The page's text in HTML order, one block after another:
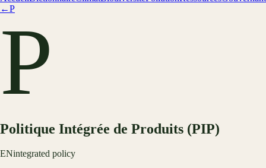
←P
P
Politique Intégrée de Produits (PIP)
ENintegrated policy